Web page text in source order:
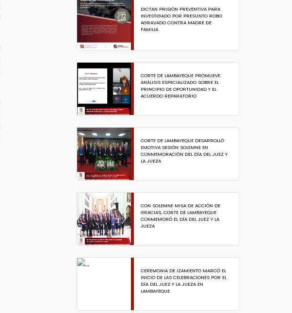
DICTAN PRISIÓN PREVENTIVA PARA
INVESTIGADO POR PRESUNTO ROBO
AGRAVADO CONTRA MADRE DE
FAMILIA
CORTE DE LAMBAYEQUE PROMUEVE
ANÁLISIS ESPECIALIZADO SOBRE EL
PRINCIPIO DE OPORTUNIDAD Y EL
ACUERDO REPARATORIO
CORTE DE LAMBAYEQUE DESARROLLÓ
EMOTIVA SESIÓN SOLEMNE EN
CONMEMORACIÓN DEL DÍA DEL JUEZ Y
LA JUEZA
CON SOLEMNE MISA DE ACCIÓN DE
GRACIAS, CORTE DE LAMBAYEQUE
CONMEMORÓ EL DÍA DEL JUEZ Y LA
JUEZA
CEREMONIA DE IZAMIENTO MARCÓ EL
INICIO DE LAS CELEBRACIONES POR EL
DÍA DEL JUEZ Y LA JUEZA EN
LAMBAYEQUE